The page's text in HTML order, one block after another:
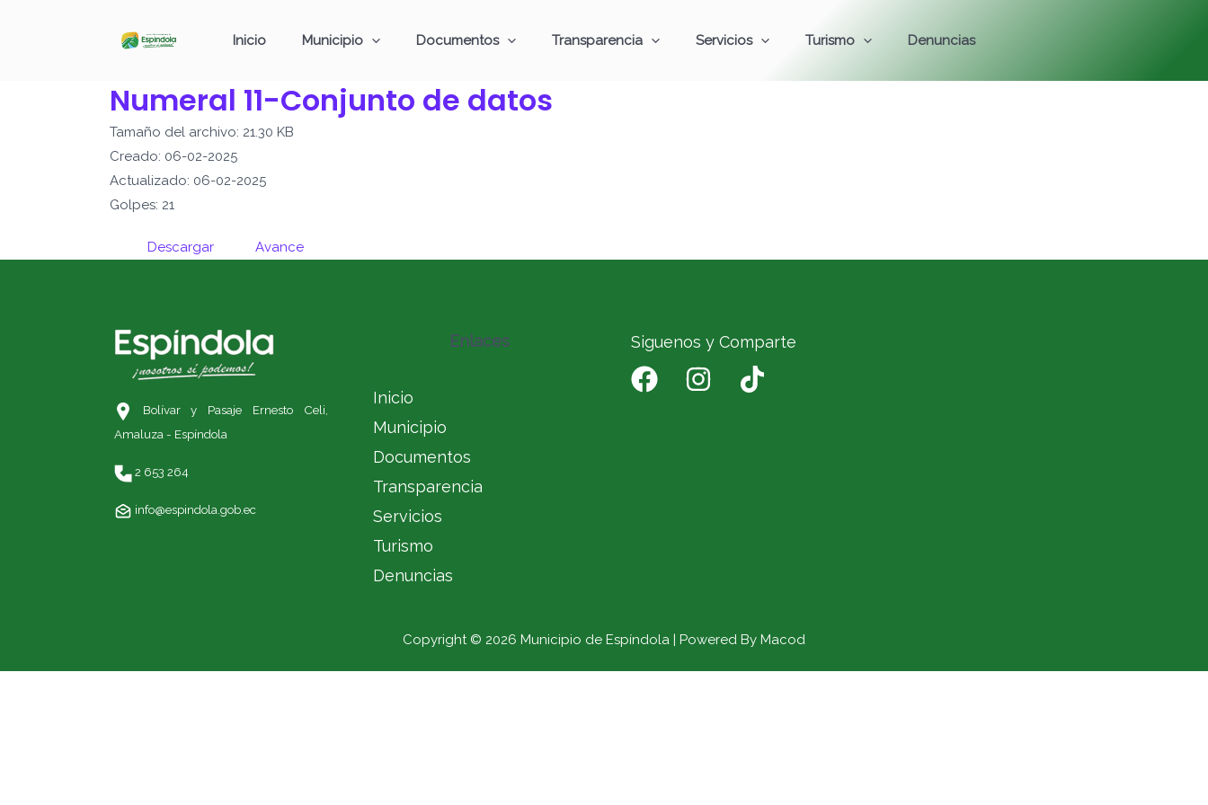
Inicio Municipio Documentos Transparencia Servicios Turismo Denuncias
Numeral 11-Conjunto de datos
Tamaño del archivo: 21.30 KB
Creado: 06-02-2025
Actualizado: 06-02-2025
Golpes: 21
Descargar Avance
Bolívar y Pasaje Ernesto Celi,
Amaluza - Espíndola
2 653 264
info@espindola.gob.ec
Enlaces
Inicio
Municipio
Documentos
Transparencia
Servicios
Turismo
Denuncias
Siguenos y Comparte
Copyright © 2026 Municipio de Espíndola | Powered By Macod